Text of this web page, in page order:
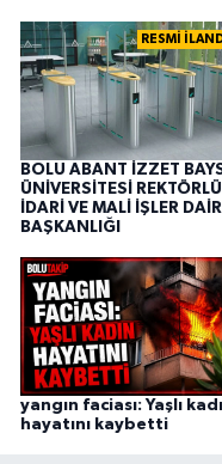
RESMİ
BOLU ABANT İZZET
ÜNİVERSİTESİ
İDARİ VE MALİ İŞLER
BAŞKANLIĞI
yangın faciası: Yaşlı
hayatını kaybetti